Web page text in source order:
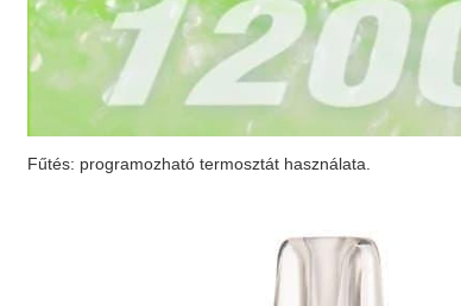
Fűtés: programozható termosztát használata.